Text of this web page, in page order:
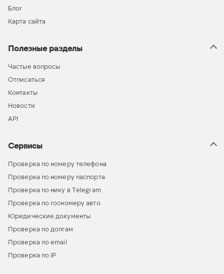
Блог
Карта сайта
Полезные разделы
Частые вопросы
Отписаться
Контакты
Новости
API
Сервисы
Проверка по номеру телефона
Проверка по номеру паспорта
Проверка по нику в Telegram
Проверка по госномеру авто
Юридические документы
Проверка по долгам
Проверка по email
Проверка по IP